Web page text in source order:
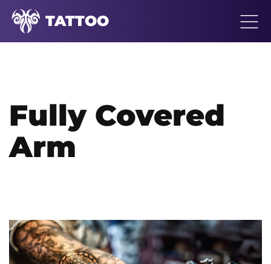
TATTOO
Fully Covered
Arm